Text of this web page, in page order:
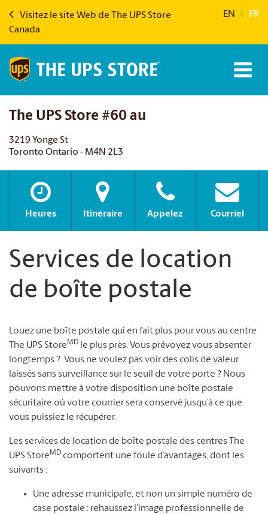
Visitez le site Web de The UPS Store
Canada
EN FR
The UPS Store #60 au
3219 Yonge St
Toronto Ontario - M4N 2L3
Heures Itinéraire Appelez Courriel
Services de location
de boîte postale
Louez une boîte postale qui en fait plus pour vous au centre
The UPS StoreMD
le plus près. Vous prévoyez vous absenter
longtemps ? Vous ne voulez pas voir des colis de valeur
laissés sans surveillance sur le seuil de votre porte ? Nous
pouvons mettre à votre disposition une boîte postale
sécuritaire où votre courrier sera conservé jusqu’à ce que
vous puissiez le récupérer.
Les services de location de boîte postale des centres The
UPS StoreMD comportent une foule d’avantages, dont les
suivants :
Une adresse municipale, et non un simple numéro de
case postale : rehaussez l’image professionnelle de